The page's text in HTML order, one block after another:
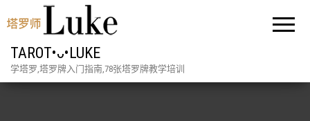
TAROT•ᴗ•LUKE
学塔罗,塔罗牌入门指南,78张塔罗牌教学培训